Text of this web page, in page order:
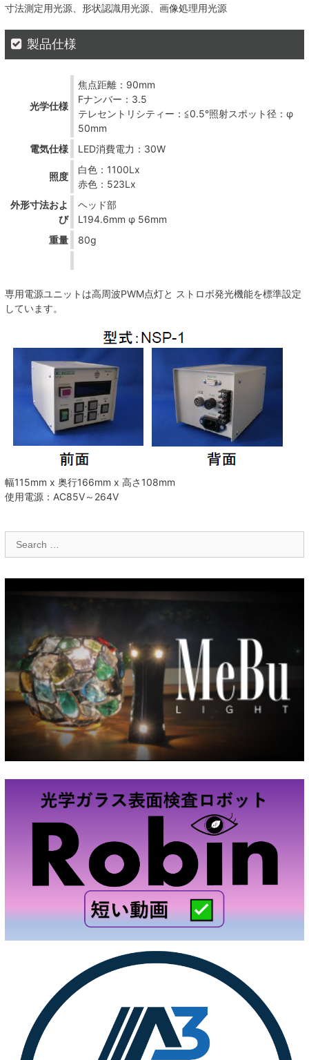
寸法測定用光源、形状認識用光源、画像処理用光源
製品仕様
光学仕様
焦点距離：90mm
Fナンバー：3.5
テレセントリシティー：≦0.5°照射スポット径：φ
50mm
電気仕様
LED消費電力：30W
照度
白色：1100Lx
赤色：523Lx
外形寸法およ
び
ヘッド部
L194.6mm φ 56mm
重量
80g
専用電源ユニットは高周波PWM点灯と ストロボ発光機能を標準設定
しています。
幅115mm x 奥行166mm x 高さ108mm
使用電源：AC85V～264V